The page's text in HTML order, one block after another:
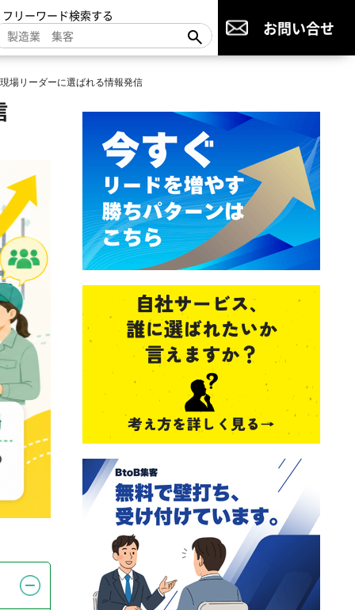
リーワード検索する
お問い合せ
場リーダーに選ばれる情報発信